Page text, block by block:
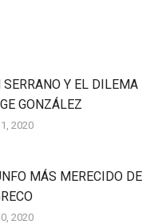
Y EL DILEMA
GONZÁLEZ
2020
MÁS MERECIDO DE
2020